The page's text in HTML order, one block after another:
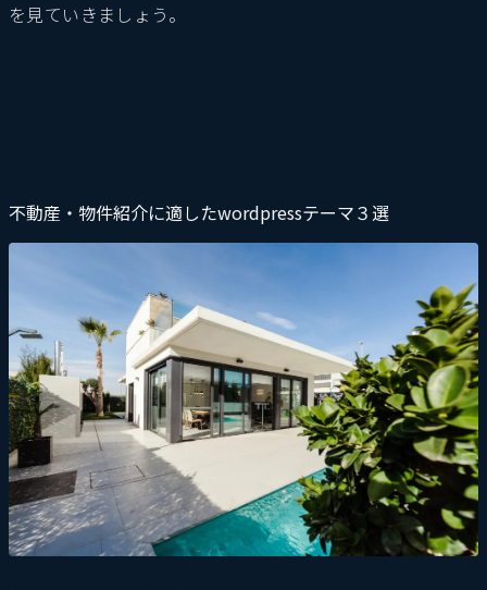
を見ていきましょう。
不動産・物件紹介に適したwordpressテーマ３選